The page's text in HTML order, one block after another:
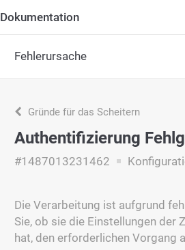
Dokumentation
Fehlerursache
Gründe für das Scheitern
Authentifizierung
#1487013231462
Die Verarbeitung ist aufgrund
Sie, ob sie die Einstellungen
hat, den erforderlichen Vorgang